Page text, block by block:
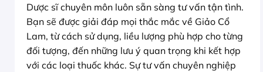
Dược sĩ chuyên môn luôn sẵn sàng tư vấn tận tình.
Bạn sẽ được giải đáp mọi thắc mắc về Giảo Cổ
Lam, từ cách sử dụng, liều lượng phù hợp cho từng
đối tượng, đến những lưu ý quan trọng khi kết hợp
với các loại thuốc khác. Sự tư vấn chuyên nghiệp